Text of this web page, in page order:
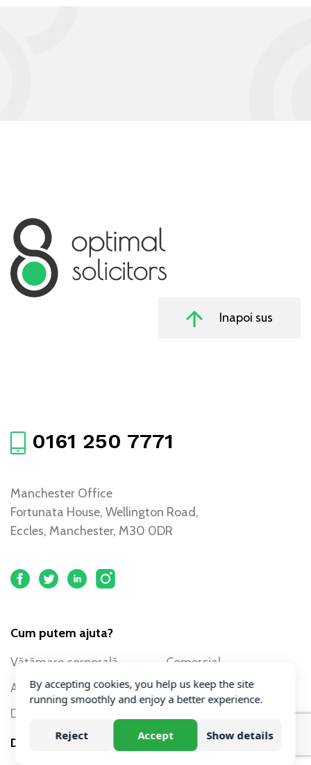
By accepting cookies, you help us keep the site
running smoothly and enjoy a better experience.
Reject Accept Show details
Inapoi sus
0161 250 7771
Manchester Office
Fortunata House, Wellington Road,
Eccles, Manchester, M30 0DR
Cum putem ajuta?
Vătămare corporală
Accident rutier
Dreptul familiei
Comercial
Corporativ
Despre